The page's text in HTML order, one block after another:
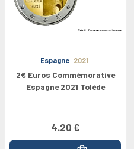
Espagne 2021
2€ Euros Commémorative
Espagne 2021 Tolède
4.20 €